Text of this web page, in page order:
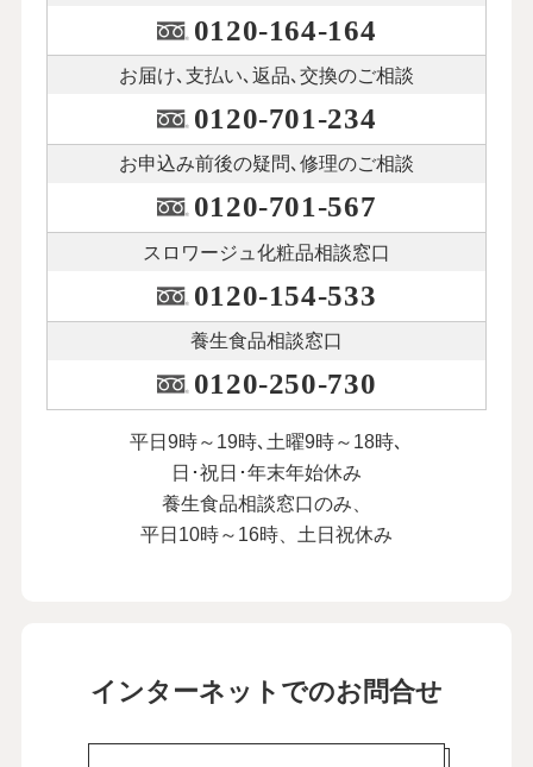
0120-164-164
お届け､支払い､ 返品､交換のご相談
0120-701-234
お申込み前後の疑問､修理のご相談
0120-701-567
スロワージュ化粧品相談窓口
0120-154-533
養生食品相談窓口
0120-250-730
平日9時～19時､土曜9時～18時､
日･祝日･年末年始休み
養生食品相談窓口のみ、
平日10時～16時、土日祝休み
インターネットでのお問合せ